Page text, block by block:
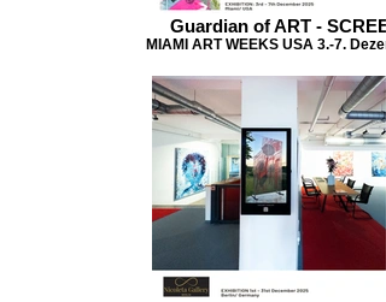
Guardian of ART -
MIAMI ART WEEKS USA 3.-7.